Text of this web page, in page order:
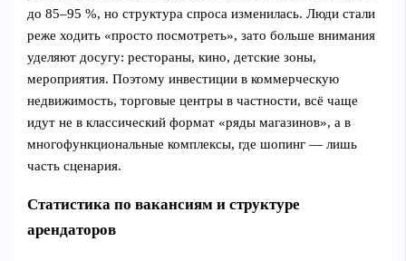
до 85–95 %, но структура спроса изменилась. Люди стали
реже ходить «просто посмотреть», зато больше внимания
уделяют досугу: рестораны, кино, детские зоны,
мероприятия. Поэтому инвестиции в коммерческую
недвижимость, торговые центры в частности, всё чаще
идут не в классический формат «ряды магазинов», а в
многофункциональные комплексы, где шопинг — лишь
часть сценария.
Статистика по вакансиям и структуре
арендаторов